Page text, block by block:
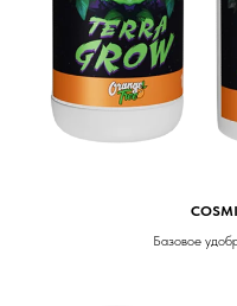
Базовое